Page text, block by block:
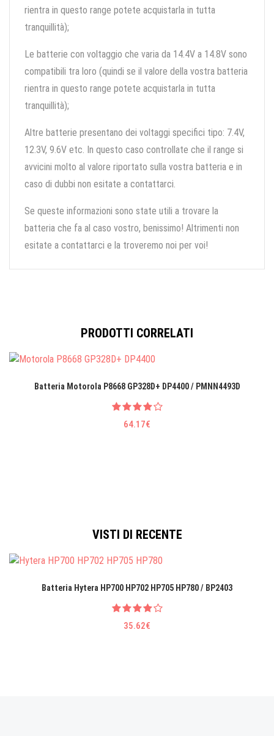
rientra in questo range potete acquistarla in tutta
tranquillità);
Le batterie con voltaggio che varia da 14.4V a 14.8V sono
compatibili tra loro (quindi se il valore della vostra batteria
rientra in questo range potete acquistarla in tutta
tranquillità);
Altre batterie presentano dei voltaggi specifici tipo: 7.4V,
12.3V, 9.6V etc. In questo caso controllate che il range si
avvicini molto al valore riportato sulla vostra batteria e in
caso di dubbi non esitate a contattarci.
Se queste informazioni sono state utili a trovare la
batteria che fa al caso vostro, benissimo! Altrimenti non
esitate a contattarci e la troveremo noi per voi!
PRODOTTI CORRELATI
Batteria Motorola P8668 GP328D+ DP4400 / PMNN4493D
64.17€
VISTI DI RECENTE
Batteria Hytera HP700 HP702 HP705 HP780 / BP2403
35.62€